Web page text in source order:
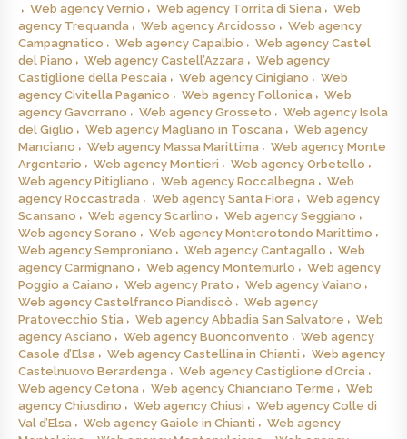
Web agency Vernio Web agency Torrita di Siena
Web
agency Trequanda
Web agency Arcidosso
Web agency
Campagnatico
Web agency Capalbio
Web agency Castel
del Piano
Web agency Castell’Azzara
Web agency
Castiglione della Pescaia
Web agency Cinigiano
Web
agency Civitella Paganico
Web agency Follonica
Web
agency Gavorrano
Web agency Grosseto
Web agency Isola
del Giglio
Web agency Magliano in Toscana
Web agency
Manciano
Web agency Massa Marittima
Web agency Monte
Argentario
Web agency Montieri
Web agency Orbetello
Web agency Pitigliano
Web agency Roccalbegna
Web
agency Roccastrada
Web agency Santa Fiora
Web agency
Scansano
Web agency Scarlino
Web agency Seggiano
Web agency Sorano
Web agency Monterotondo Marittimo
Web agency Semproniano
Web agency Cantagallo
Web
agency Carmignano
Web agency Montemurlo
Web agency
Poggio a Caiano
Web agency Prato
Web agency Vaiano
Web agency Castelfranco Piandiscò
Web agency
Pratovecchio Stia
Web agency Abbadia San Salvatore
Web
agency Asciano
Web agency Buonconvento
Web agency
Casole d’Elsa
Web agency Castellina in Chianti
Web agency
Castelnuovo Berardenga
Web agency Castiglione d’Orcia
Web agency Cetona
Web agency Chianciano Terme
Web
agency Chiusdino
Web agency Chiusi
Web agency Colle di
Val d’Elsa
Web agency Gaiole in Chianti
Web agency